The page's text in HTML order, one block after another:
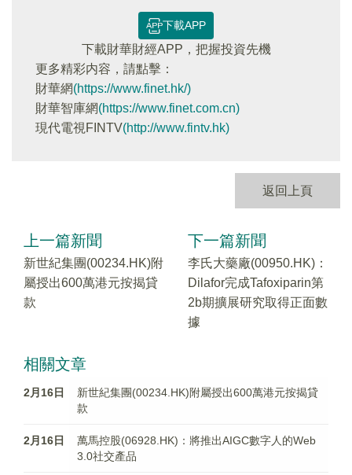
下載APP
下載財華財經APP，把握投資先機
更多精彩内容，請點擊：
財華網(https://www.finet.hk/)
財華智庫網(https://www.finet.com.cn)
現代電視FINTV(http://www.fintv.hk)
返回上頁
上一篇新聞
新世紀集團(00234.HK)附
屬授出600萬港元按揭貸
款
下一篇新聞
李氏大藥廠(00950.HK)：
Dilafor完成Tafoxiparin第
2b期擴展研究取得正面數
據
相關文章
2月16日
新世紀集團(00234.HK)附屬授出600萬港元按揭貸
款
2月16日
萬馬控股(06928.HK)：將推出AIGC數字人的Web
3.0社交產品